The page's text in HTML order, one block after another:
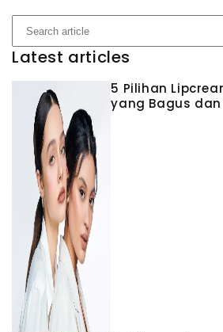
Latest articles
5 Pilihan
yang Bagus